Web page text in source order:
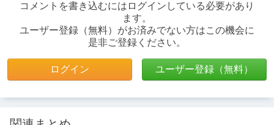
コメントを書き込むにはログインしている必要があり
ます。
ユーザー登録（無料）がお済みでない方はこの機会に
是非ご登録ください。
ログイン ユーザー登録（無料）